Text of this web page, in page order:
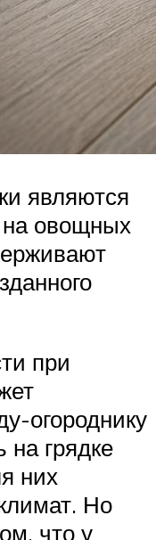
являются
овощных
при
огороднику
на грядке
них
Но
что у